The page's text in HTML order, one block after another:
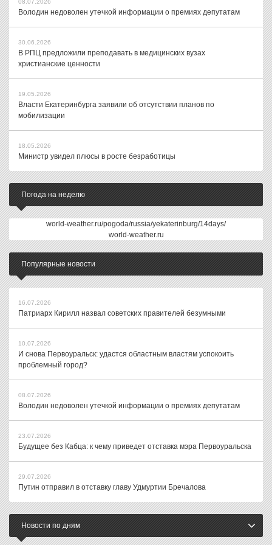
08.07.2026
Володин недоволен утечкой информации о премиях депутатам
30.06.2026
В РПЦ предложили преподавать в медицинских вузах
христианские ценности
19.05.2026
Власти Екатеринбурга заявили об отсутствии планов по
мобилизации
18.05.2026
Министр увидел плюсы в росте безработицы
Погода на неделю
world-weather.ru/pogoda/russia/yekaterinburg/14days/
world-weather.ru
Популярные новости
16.07.2026
Патриарх Кирилл назвал советских правителей безумными
10.07.2026
И снова Первоуральск: удастся областным властям успокоить
проблемный город?
08.07.2026
Володин недоволен утечкой информации о премиях депутатам
23.07.2026
Будущее без Кабца: к чему приведет отставка мэра Первоуральска
29.07.2026
Путин отправил в отставку главу Удмуртии Бречалова
Новости по дням